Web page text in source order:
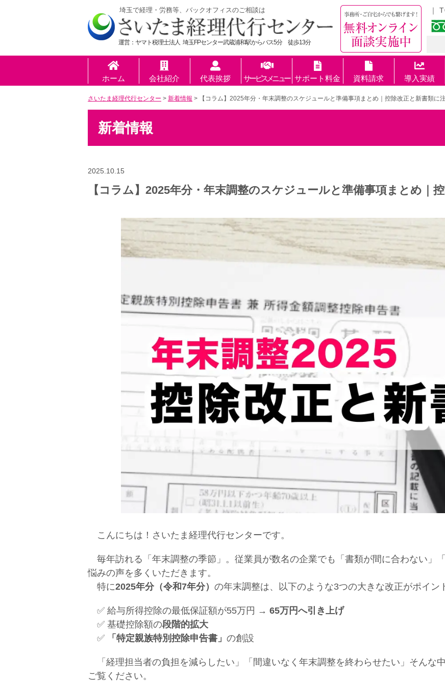
埼玉で経理・労務等、バックオフィスのご相談は
運営：ヤマト税理士法人 埼玉FPセンター武蔵浦和駅からバス5分 徒歩13分
ホーム 会社紹介 代表挨拶 サービスメニュー サポート料金 資料請求 導入実績
さいたま経理代行センター > 新着情報 > 【コラム】2025年分・年末調整のスケジュールと準備事項まとめ｜控除改正と新書類に
新着情報
2025.10.15
【コラム】2025年分・年末調整のスケジュールと準備事項まとめ｜
こんにちは！さいたま経理代行センターです。
毎年訪れる「年末調整の季節」。従業員が数名の企業でも「書類が間に合わない」
悩みの声を多くいただきます。
特に2025年分（令和7年分） の年末調整は、以下のような3つの大きな改正がポイン
✅ 給与所得控除の最低保証額が55万円 → 65万円へ引き上げ
✅ 基礎控除額の段階的拡大
✅
「特定親族特別控除申告書」 の創設
「経理担当者の負担を減らしたい」「間違いなく年末調整を終わらせたい」そんな
ご覧ください。